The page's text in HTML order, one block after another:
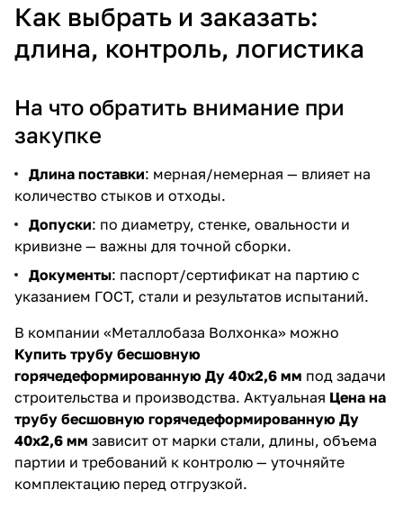
Как выбрать и заказать:
длина, контроль, логистика
На что обратить внимание при
закупке
Длина поставки: мерная/немерная — влияет на
количество стыков и отходы.
Допуски: по диаметру, стенке, овальности и
кривизне — важны для точной сборки.
Документы: паспорт/сертификат на партию с
указанием ГОСТ, стали и результатов испытаний.
В компании «Металлобаза Волхонка» можно
Купить трубу бесшовную
горячедеформированную Ду 40х2,6 мм под задачи
строительства и производства. Актуальная Цена на
трубу бесшовную горячедеформированную Ду
40х2,6 мм зависит от марки стали, длины, объема
партии и требований к контролю — уточняйте
комплектацию перед отгрузкой.